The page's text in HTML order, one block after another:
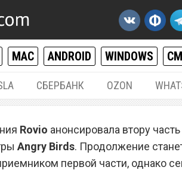
MAC ANDROID WINDOWS
СБЕРБАНК OZON
Angry
Rovio анонсировала втору часть
Angry Birds. Продолжение
первой части, однако